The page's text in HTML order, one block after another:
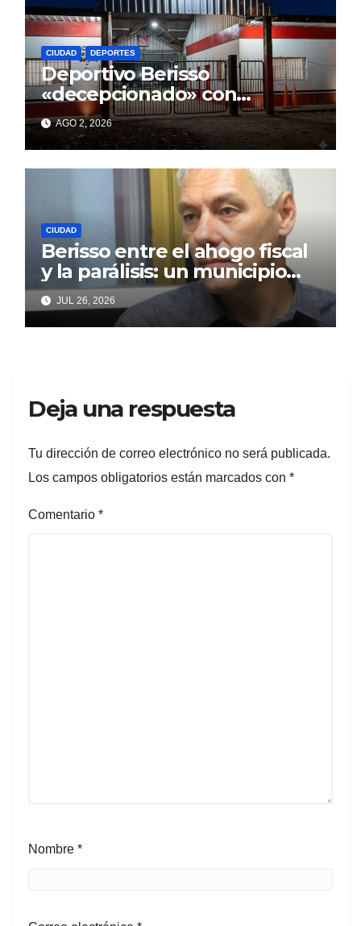
CIUDAD DEPORTES
Deportivo Berisso
«decepcionado» con
Cagliardi y sus promesas
incumplidas
AGO 2, 2026
CIUDAD
Berisso entre el ahogo fiscal
y la parálisis: un municipio
acorralado por la falta de
gestión y el desencanto
vecino
JUL 26, 2026
Deja una respuesta
Tu dirección de correo electrónico no será publicada.
Los campos obligatorios están marcados con *
Comentario *
Nombre *